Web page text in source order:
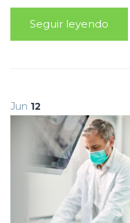
Seguir leyendo
Jun 12